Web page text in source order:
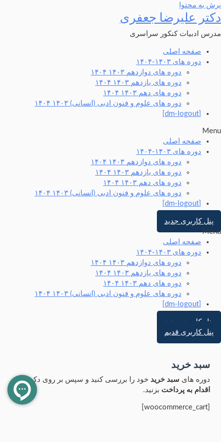
پرش به محتوا
دکتر علیرضا جعفری
مدرس ادبیات کنکور سراسری
صفحه اصلی
دوره های ۱۴۰۳-۱۴۰۴
دوره های دوازدهم ۱۴۰۳ ۱۴۰۴
دوره های یازدهم ۱۴۰۳ ۱۴۰۴
دوره های دهم ۱۴۰۳ ۱۴۰۴
دوره های علوم و فنون ادبی (انسانی) ۱۴۰۳ ۱۴۰۴
Menu
صفحه اصلی
دوره های ۱۴۰۳-۱۴۰۴
دوره های دوازدهم ۱۴۰۳ ۱۴۰۴
دوره های یازدهم ۱۴۰۳ ۱۴۰۴
دوره های دهم ۱۴۰۳ ۱۴۰۴
دوره های علوم و فنون ادبی (انسانی) ۱۴۰۳ ۱۴۰۴
پنل کاربری جدید
Menu
صفحه اصلی
دوره های ۱۴۰۳-۱۴۰۴
دوره های دوازدهم ۱۴۰۳ ۱۴۰۴
دوره های یازدهم ۱۴۰۳ ۱۴۰۴
دوره های دهم ۱۴۰۳ ۱۴۰۴
دوره های علوم و فنون ادبی (انسانی) ۱۴۰۳ ۱۴۰۴
پنل کاربری جدید
پنل کاربری قدیم
سبد خرید
دوره های سبد خرید خود را بررسی کنید و سپس بر روی دکمه
اقدام به پرداخت بزنید.
[woocommerce_cart]